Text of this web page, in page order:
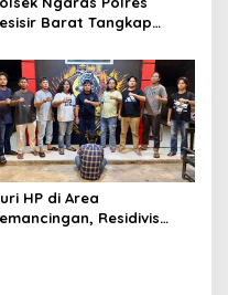
Barat Tangkap
Bangka Belitung
HP di Area
Residivis